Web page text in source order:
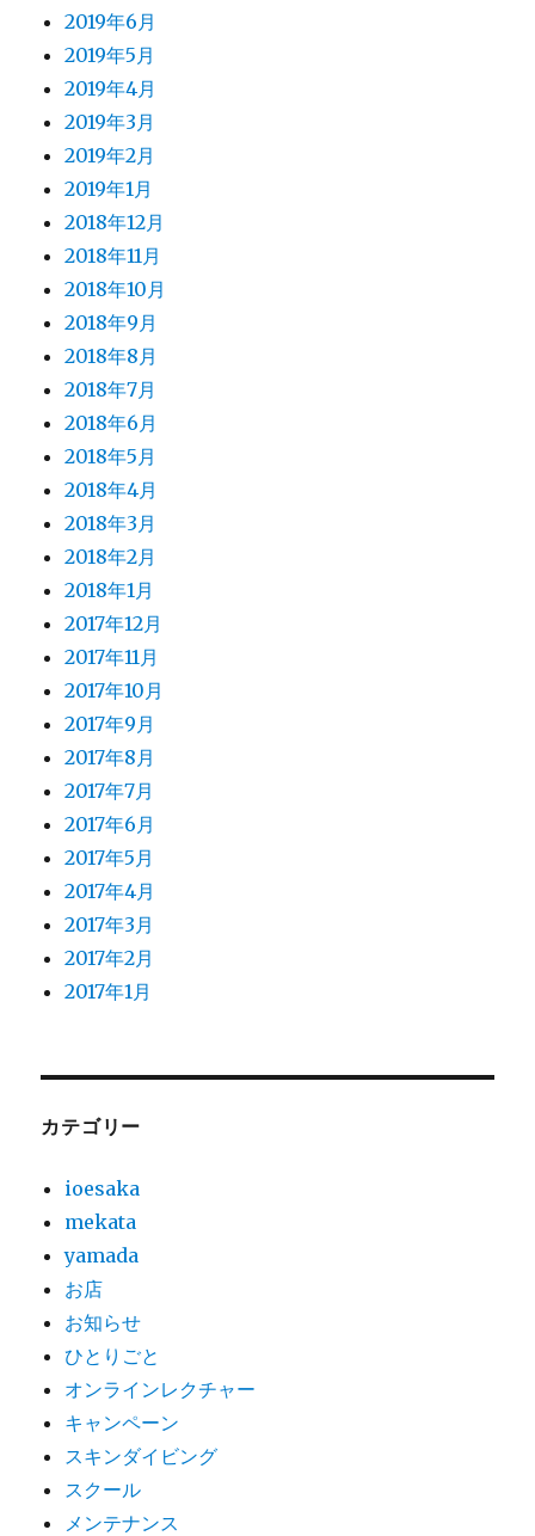
2019年6月
2019年5月
2019年4月
2019年3月
2019年2月
2019年1月
2018年12月
2018年11月
2018年10月
2018年9月
2018年8月
2018年7月
2018年6月
2018年5月
2018年4月
2018年3月
2018年2月
2018年1月
2017年12月
2017年11月
2017年10月
2017年9月
2017年8月
2017年7月
2017年6月
2017年5月
2017年4月
2017年3月
2017年2月
2017年1月
カテゴリー
ioesaka
mekata
yamada
お店
お知らせ
ひとりごと
オンラインレクチャー
キャンペーン
スキンダイビング
スクール
メンテナンス